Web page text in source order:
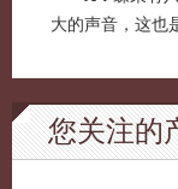
大的声音，这也
您关注的